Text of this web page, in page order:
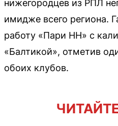
нижегородцев из РПЛ
имидже всего региона.
работу «Пари НН» с
«Балтикой», отметив
обоих клубов.